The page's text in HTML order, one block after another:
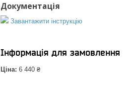
Документація
Завантажити інструкцію
Інформація для замовлення
Ціна: 6 440 ₴